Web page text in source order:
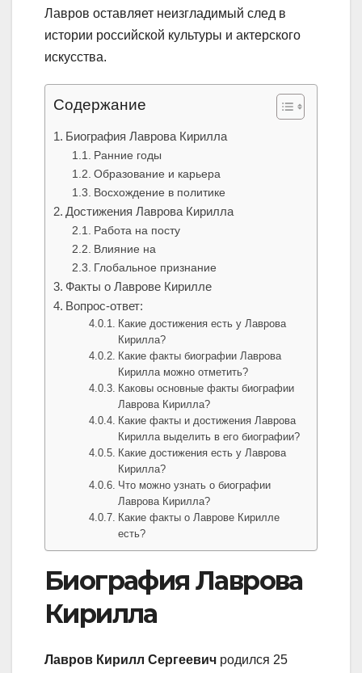
Лавров оставляет неизгладимый след в
истории российской культуры и актерского
искусства.
Содержание
Биография Лаврова Кирилла
Ранние годы
Образование и карьера
Восхождение в политике
Достижения Лаврова Кирилла
Работа на посту
Влияние на
Глобальное признание
Факты о Лаврове Кирилле
Вопрос-ответ:
Какие достижения есть у Лаврова
Кирилла?
Какие факты биографии Лаврова
Кирилла можно отметить?
Каковы основные факты биографии
Лаврова Кирилла?
Какие факты и достижения Лаврова
Кирилла выделить в его биографии?
Какие достижения есть у Лаврова
Кирилла?
Что можно узнать о биографии
Лаврова Кирилла?
Какие факты о Лаврове Кирилле
есть?
Биография Лаврова
Кирилла
Лавров Кирилл Сергеевич родился 25